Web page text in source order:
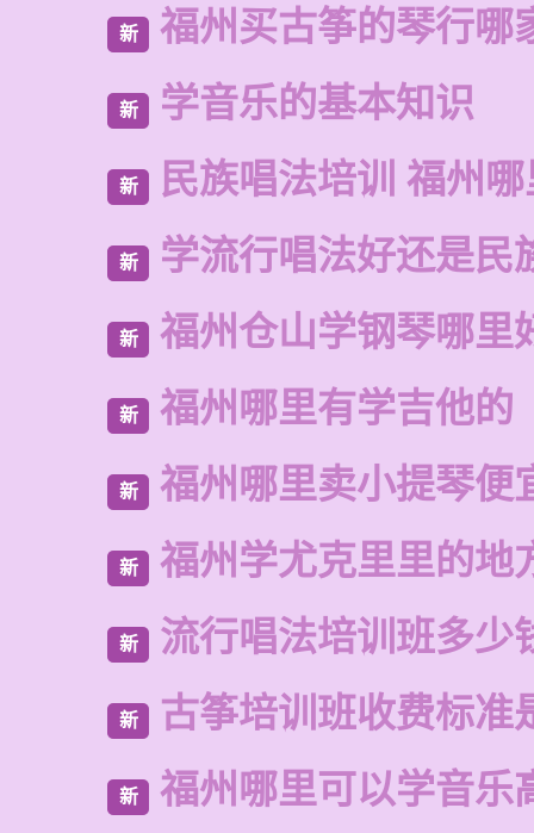
新 福州买古筝的琴行哪
新 学音乐的基本知识
新 民族唱法培训 福州
新 学流行唱法好还是民
新 福州仓山学钢琴哪里
新 福州哪里有学吉他的
新 福州哪里卖小提琴便
新 福州学尤克里里的地
新 流行唱法培训班多少
新 古筝培训班收费标准
新 福州哪里可以学音乐